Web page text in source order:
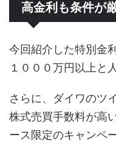
高金利も条件が
今回紹介した特別金
１０００万円以上と
さらに、ダイワのツ
株式売買手数料が高
ース限定のキャンペ